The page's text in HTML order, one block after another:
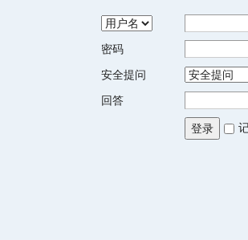
密码
安全提问
回答
登录